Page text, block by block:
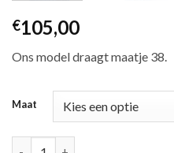
€105,00
Ons model draagt maatje 38.
Maat